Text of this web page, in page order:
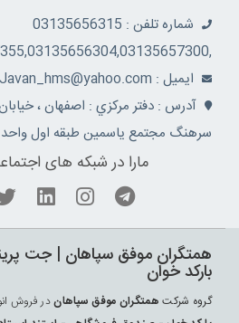
شماره تلفن : 03135656315
,03135657355,03135656304,03135657300
ايميل : Javan_hms@yahoo.com
آدرس : دفتر مرکزي : اصفهان ،
سرهنگ مجتمع ياسمين طبقه اول واحد 3
مارا در شبکه های
همتگران موفق سپاهان | جت
بارکد خوان
گروه شرکت همتگران موفق سپاهاندر فروش